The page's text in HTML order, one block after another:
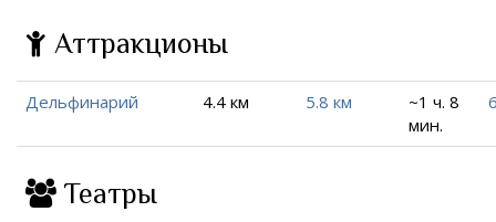
Аттракционы
Дельфинарий 4.4 км 5.8 км
~1 ч. 8
мин.
Театры